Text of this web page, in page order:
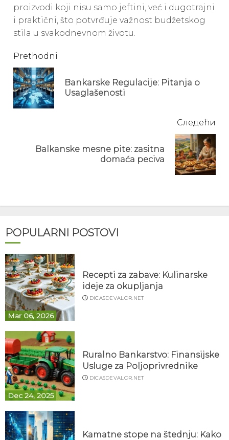
proizvodi koji nisu samo jeftini, već i dugotrajni
i praktični, što potvrđuje važnost budžetskog
stila u svakodnevnom životu.
Continue
Reading
Prethodni
Bankarske Regulacije: Pitanja o
Usaglašenosti
Следећи
Balkanske mesne pite: zasitna
domaća peciva
POPULARNI POSTOVI
Mar 06, 2026
Recepti za zabave: Kulinarske
ideje za okupljanja
DICASDEVALOR.NET
Dec 24, 2025
Ruralno Bankarstvo: Finansijske
Usluge za Poljoprivrednike
DICASDEVALOR.NET
Kamatne stope na štednju: Kako